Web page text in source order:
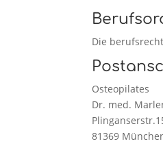
Die
Osteopilates
Dr. med.
81369